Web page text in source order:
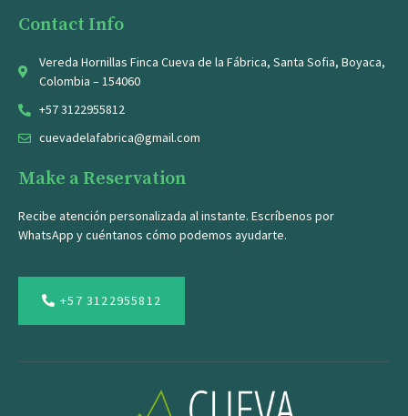
Contact Info
Vereda Hornillas Finca Cueva de la Fábrica, Santa Sofia, Boyaca,
Colombia – 154060
+57 3122955812
cuevadelafabrica@gmail.com
Make a Reservation
Recibe atención personalizada al instante. Escríbenos por
WhatsApp y cuéntanos cómo podemos ayudarte.
+57 3122955812